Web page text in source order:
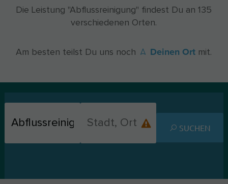
Die Leistung "Abflussreinigung" findest Du an 135
verschiedenen Orten.
Am besten teilst Du uns noch Deinen Ort mit.
SUCHEN